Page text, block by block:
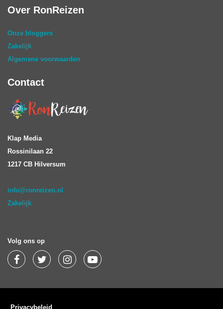
Over RonReizen
Onze bloggers
Zakelijk
Algemene voorwaarden
Contact
Klap Media
Rossinilaan 22
1217 CB Hilversum
info@ronreizen.nl
Zakelijk
Volg ons op
Privacybeleid